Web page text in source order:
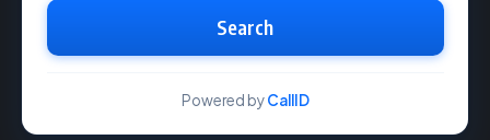
Search
Powered byCallID